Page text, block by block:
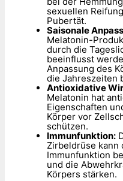
sexuellen
Pubertät.
Saisonale
Melatonin-
durch die
beeinflusst
Anpassung des
die Jahreszeiten
Antioxidative
Melatonin hat
Eigenschaften
Körper vor
schützen.
Immunfunktion:
Zirbeldrüse kann
Immunfunktion
und die
Körpers stärken.